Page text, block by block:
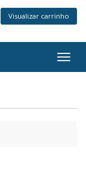
Visualizar carrinho